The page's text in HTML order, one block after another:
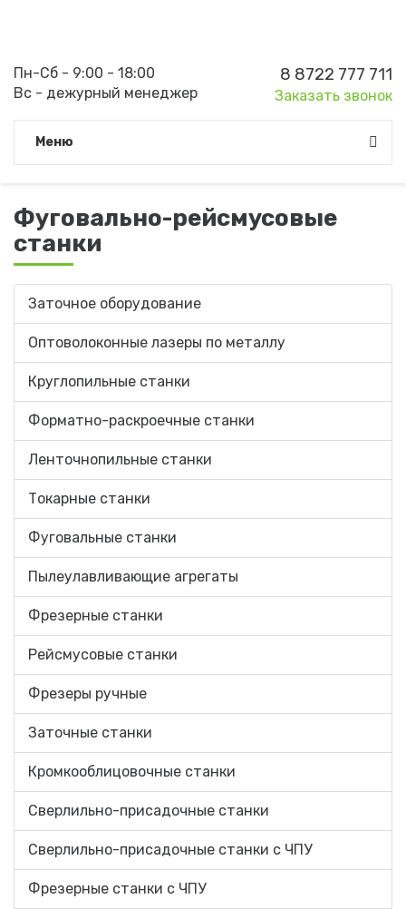
Пн-Сб - 9:00 - 18:00
Вс - дежурный менеджер
8 8722 777 711
Заказать звонок
Meню
Фуговально-рейсмусовые
станки
Заточное оборудование
Оптоволоконные лазеры по металлу
Круглопильные станки
Форматно-раскроечные станки
Ленточнопильные станки
Токарные станки
Фуговальные станки
Пылеулавливающие агрегаты
Фрезерные станки
Рейсмусовые станки
Фрезеры ручные
Заточные станки
Кромкооблицовочные cтанки
Сверлильно-присадочные станки
Сверлильно-присадочные станки с ЧПУ
Фрезерные станки с ЧПУ